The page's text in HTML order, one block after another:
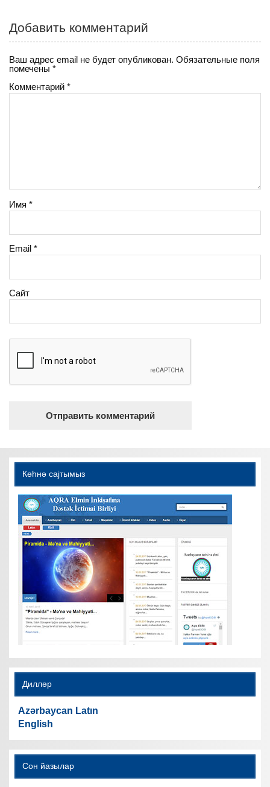
Добавить комментарий
Ваш адрес email не будет опубликован. Обязательные поля
помечены*
Комментарий*
Имя*
Email*
Сайт
Көһнә саjтымыз
Дилләр
Azərbaycan Latın
English
Сон йазылар